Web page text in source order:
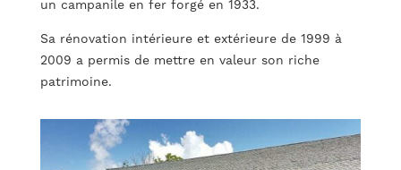
un campanile en fer forgé en 1933.
Sa rénovation intérieure et extérieure de 1999 à
2009 a permis de mettre en valeur son riche
patrimoine.